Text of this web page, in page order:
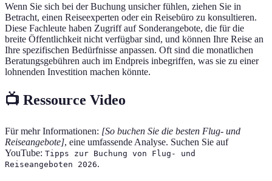
Wenn Sie sich bei der Buchung unsicher fühlen, ziehen Sie in
Betracht, einen Reiseexperten oder ein Reisebüro zu konsultieren.
Diese Fachleute haben Zugriff auf Sonderangebote, die für die
breite Öffentlichkeit nicht verfügbar sind, und können Ihre Reise an
Ihre spezifischen Bedürfnisse anpassen. Oft sind die monatlichen
Beratungsgebühren auch im Endpreis inbegriffen, was sie zu einer
lohnenden Investition machen könnte.
📺 Ressource Video
Für mehr Informationen: [So buchen Sie die besten Flug- und
Reiseangebote], eine umfassende Analyse. Suchen Sie auf
YouTube: Tipps zur Buchung von Flug- und
Reiseangeboten 2026.